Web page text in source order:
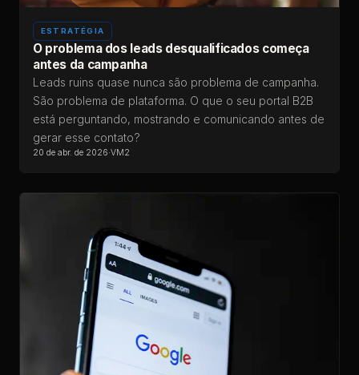
ESTRATÉGIA
O problema dos leads desqualificados começa
antes da campanha
Leads ruins quase nunca são problema de campanha.
São problema de plataforma. O que o seu portal B2B
está perguntando, mostrando e comunicando antes de
gerar esse contato?
20 de abr. de 2026·VM2